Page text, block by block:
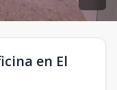
en El